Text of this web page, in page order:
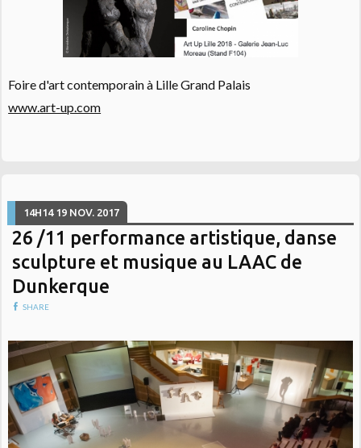
Foire d'art contemporain à Lille Grand Palais
www.art-up.com
14H14 19 NOV. 2017
26 /11 performance artistique, danse
sculpture et musique au LAAC de
Dunkerque
SHARE